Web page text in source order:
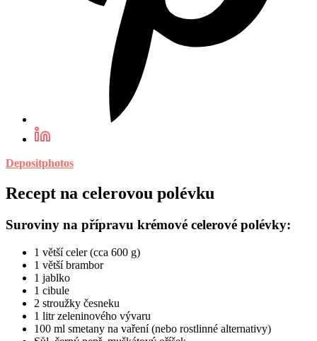
Depositphotos
Recept na celerovou polévku
Suroviny na přípravu krémové celerové polévky:
1 větší celer (cca 600 g)
1 větší brambor
1 jablko
1 cibule
2 stroužky česneku
1 litr zeleninového vývaru
100 ml smetany na vaření (nebo rostlinné alternativy)